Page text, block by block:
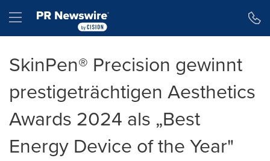
Hamburger menu
SkinPen® Precision gewinnt
prestigeträchtigen Aesthetics
Awards 2024 als „Best
Energy Device of the Year"